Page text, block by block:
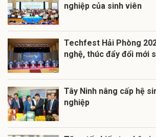
nghiệp của sinh viên
Techfest Hải Phòng
nghệ, thúc đẩy đổi mới
Tây Ninh nâng cấp hệ
nghiệp